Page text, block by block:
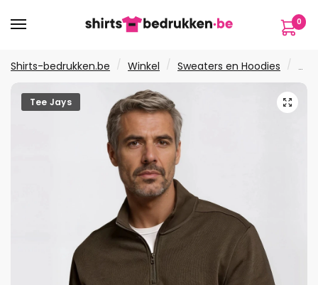
naar
naar
inhoud
0
Shirts-bedrukken.be / Winkel / Sweaters en Hoodies /
🔍
Tee Jays